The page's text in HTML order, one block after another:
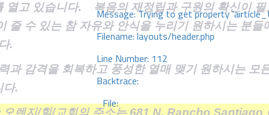
Message: Trying to get property
Filename: layouts/header.php
Line Number: 112
Backtrace:
File:
열고 있습니다. 복음의 재정립과 구원의 확신이 필
줄 수 있는 참 자유와 안식을 누리기 원하시는 분들
.
과 감격을 회복하고 풍성한 열매 맺기 원하시는 모
다.
렌지/힐/교회의 주소는 681 N. Rancho Santiago